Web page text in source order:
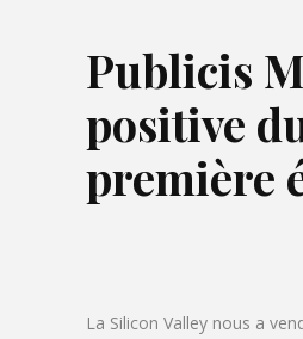
Publicis
positive
première
La Silicon Valley nous a